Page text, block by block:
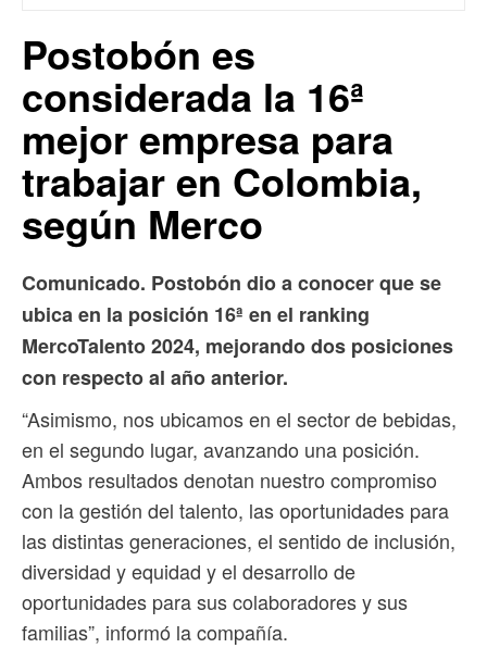
Postobón es
considerada la 16ª
mejor empresa para
trabajar en Colombia,
según Merco
Comunicado. Postobón dio a conocer que se
ubica en la posición 16ª en el ranking
MercoTalento 2024, mejorando dos posiciones
con respecto al año anterior.
“Asimismo, nos ubicamos en el sector de bebidas,
en el segundo lugar, avanzando una posición.
Ambos resultados denotan nuestro compromiso
con la gestión del talento, las oportunidades para
las distintas generaciones, el sentido de inclusión,
diversidad y equidad y el desarrollo de
oportunidades para sus colaboradores y sus
familias”, informó la compañía.